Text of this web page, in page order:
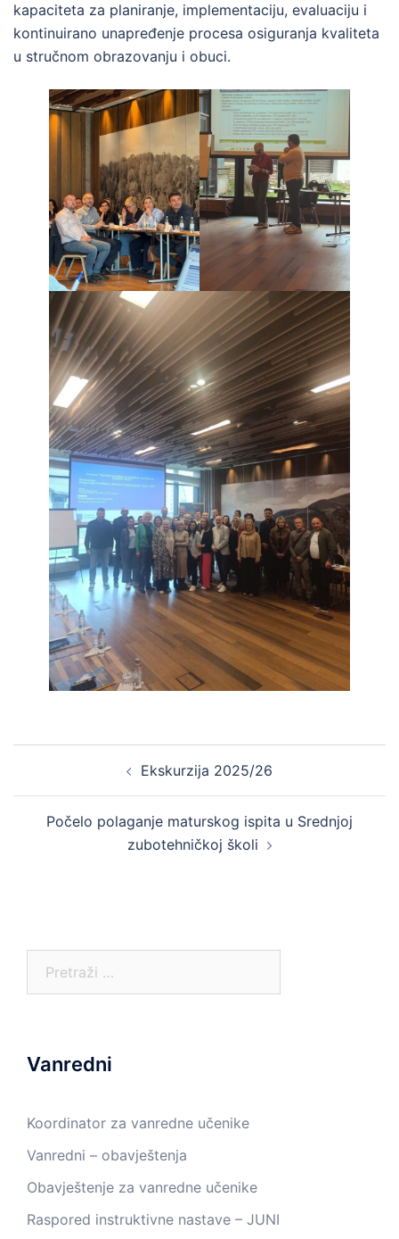
kapaciteta za planiranje, implementaciju, evaluaciju i
kontinuirano unapređenje procesa osiguranja kvaliteta
u stručnom obrazovanju i obuci.
Ekskurzija 2025/26
Počelo polaganje maturskog ispita u Srednjoj
zubotehničkoj školi
Vanredni
Koordinator za vanredne učenike
Vanredni – obavještenja
Obavještenje za vanredne učenike
Raspored instruktivne nastave – JUNI